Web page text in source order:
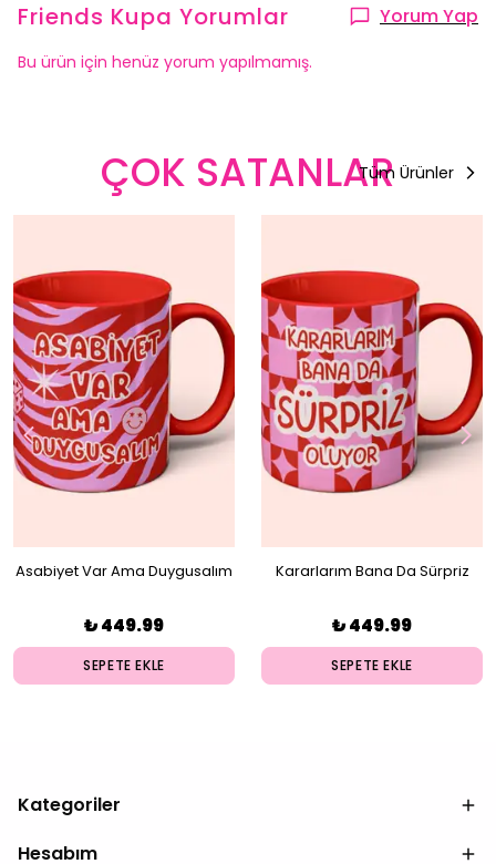
Friends Kupa Yorumlar Yorum Yap
Bu ürün için henüz yorum yapılmamış.
ÇOK SATANLARTüm Ürünler
Asabiyet Var Ama Duygusalım
₺ 449.99
SEPETE EKLE
Kararlarım Bana Da Sürpriz
₺ 449.99
SEPETE EKLE
Kategoriler
Hesabım